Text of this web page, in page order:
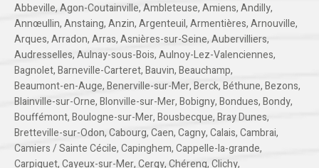
Abbeville,Agon-Coutainville,Ambleteuse,Amiens,Andilly,
Annœullin,Anstaing,Anzin,Argenteuil,Armentières,Arnouville,
Arques,Arradon,Arras,Asnières-sur-Seine,Aubervilliers,
Audresselles,Aulnay-sous-Bois,Aulnoy-Lez-Valenciennes,
Bagnolet,Barneville-Carteret,Bauvin,Beauchamp,
Beaumont-en-Auge,Benerville-sur-Mer,Berck,Béthune,Bezons,
Blainville-sur-Orne,Blonville-sur-Mer,Bobigny,Bondues,Bondy,
Bouffémont,Boulogne-sur-Mer,Bousbecque,Bray Dunes,
Bretteville-sur-Odon,Cabourg,Caen,Cagny,Calais,Cambrai,
Camiers / Sainte Cécile,Capinghem,Cappelle-la-grande,
Carpiquet,Cayeux-sur-Mer,Cergy,Chéreng,Clichy,